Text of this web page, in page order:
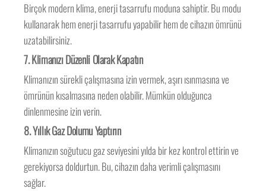
Birçok modern klima, enerji tasarrufu moduna sahiptir. Bu modu
kullanarak hem enerji tasarrufu yapabilir hem de cihazın ömrünü
uzatabilirsiniz.
7. Klimanızı Düzenli Olarak Kapatın
Klimanızın sürekli çalışmasına izin vermek, aşırı ısınmasına ve
ömrünün kısalmasına neden olabilir. Mümkün olduğunca
dinlenmesine izin verin.
8. Yıllık Gaz Dolumu Yaptırın
Klimanızın soğutucu gaz seviyesini yılda bir kez kontrol ettirin ve
gerekiyorsa doldurtun. Bu, cihazın daha verimli çalışmasını
sağlar.